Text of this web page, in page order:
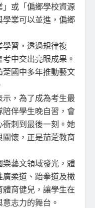
或「偏鄉學校資源
業可以並進，偏鄉
習，透過規律複
中交出亮眼成果。
國中多年推動藝文
，為了成為考生最
伴學生晚自習，會
刺到最後一刻。她
懷，正是茄萣教育
藝文領域發光，體
柔道、跆拳道及橄
育健兒，讓學生在
志力的舞台。